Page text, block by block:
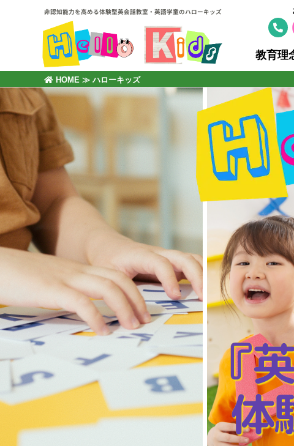
非認知能力を高める体験型英会話教室・英語学童のハローキッズ
教育理
HOME ≫ ハローキッズ
『
体